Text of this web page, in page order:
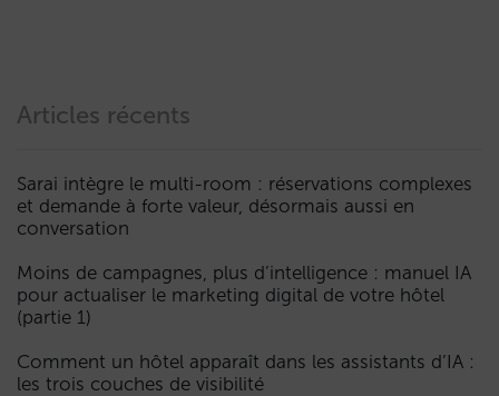
Articles récents
Sarai intègre le multi-room : réservations complexes
et demande à forte valeur, désormais aussi en
conversation
Moins de campagnes, plus d’intelligence : manuel IA
pour actualiser le marketing digital de votre hôtel
(partie 1)
Comment un hôtel apparaît dans les assistants d’IA :
les trois couches de visibilité